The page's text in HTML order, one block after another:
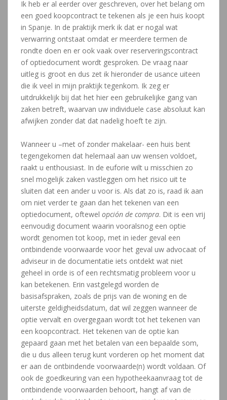
Ik heb er al eerder over geschreven, over het belang om
een goed koopcontract te tekenen als je een huis koopt
in Spanje. In de praktijk merk ik dat er nogal wat
verwarring ontstaat omdat er meerdere termen de
rondte doen en er ook vaak over reserveringscontract
of optiedocument wordt gesproken. De vraag naar
uitleg is groot en dus zet ik hieronder de usance uiteen
die ik veel in mijn praktijk tegenkom. Ik zeg er
uitdrukkelijk bij dat het hier een gebruikelijke gang van
zaken betreft, waarvan uw individuele case absoluut kan
afwijken zonder dat dat nadelig hoeft te zijn.
Wanneer u –met of zonder makelaar- een huis bent
tegengekomen dat helemaal aan uw wensen voldoet,
raakt u enthousiast. In de euforie wilt u misschien zo
snel mogelijk zaken vastleggen om het risico uit te
sluiten dat een ander u voor is. Als dat zo is, raad ik aan
om niet verder te gaan dan het tekenen van een
optiedocument, oftewel opción de compra. Dit is een vrij
eenvoudig document waarin vooralsnog een optie
wordt genomen tot koop, met in ieder geval een
ontbindende voorwaarde voor het geval uw advocaat of
adviseur in de documentatie iets ontdekt wat niet
geheel in orde is of een rechtsmatig probleem voor u
kan betekenen. Erin vastgelegd worden de
basisafspraken, zoals de prijs van de woning en de
uiterste geldigheidsdatum, dat wil zeggen wanneer de
optie vervalt en overgegaan wordt tot het tekenen van
een koopcontract. Het tekenen van de optie kan
gepaard gaan met het betalen van een bepaalde som,
die u dus alleen terug kunt vorderen op het moment dat
er aan de ontbindende voorwaarde(n) wordt voldaan. Of
ook de goedkeuring van een hypotheekaanvraag tot de
ontbindende voorwaarden behoort, hangt af van de